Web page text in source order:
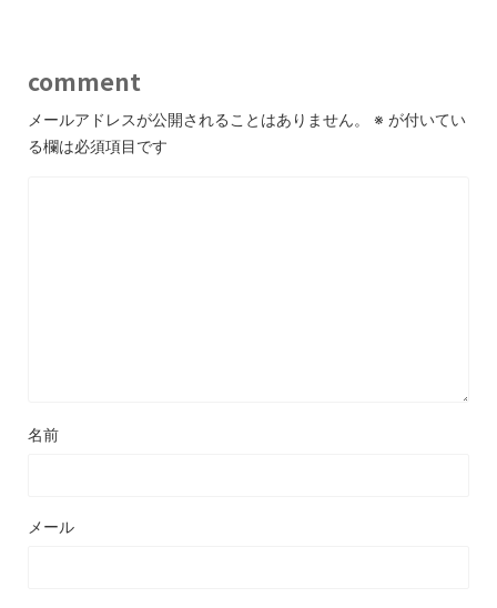
comment
メールアドレスが公開されることはありません。 ※ が付いてい
る欄は必須項目です
名前
メール